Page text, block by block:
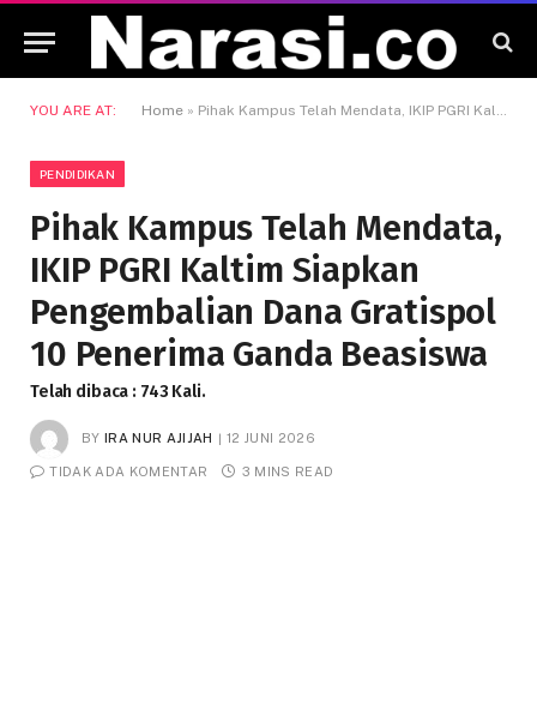
YOU ARE AT: Home » Pihak Kampus Telah Mendata, IKIP PGRI Kaltim Siapkan Pengembalian Dana Gratispol 10 Penerima Ganda Beasiswa
PENDIDIKAN
Pihak Kampus Telah Mendata,
IKIP PGRI Kaltim Siapkan
Pengembalian Dana Gratispol
10 Penerima Ganda Beasiswa
Telah dibaca : 743 Kali.
BY IRA NUR AJIJAH 12 JUNI 2026
TIDAK ADA KOMENTAR 3 MINS READ